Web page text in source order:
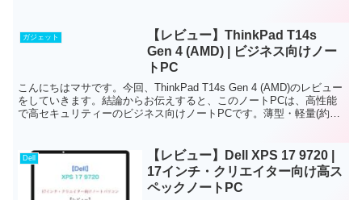
ペックゲーミングノートPCです。ハイス
ペッ...
ガジェット
【レビュー】ThinkPad T14s
Gen 4 (AMD) | ビジネス向けノー
トPC
こんにちはマサです。今回、ThinkPad T14s Gen 4 (AMD)のレビュー
をしていきます。結論からお伝えすると、このノートPCは、高性能
で高セキュリティーのビジネス向けノートPCです。薄型・軽量(約
Dell
【レビュー】Dell XPS 17 9720 |
17インチ・クリエイター向け高ス
ペックノートPC